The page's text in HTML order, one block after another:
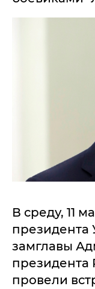
В среду, 11
замглавы
провели